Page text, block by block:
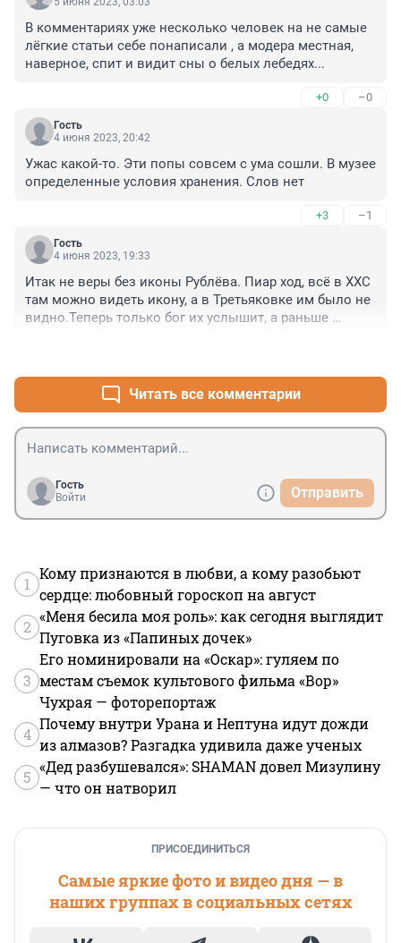
В комментариях уже несколько человек на не самые
лëгкие статьи себе понаписали , а модера местная,
наверное, спит и видит сны о белых лебедях...
+0 –0
Гость
4 июня 2023, 20:42
Ужас какой-то. Эти попы совсем с ума сошли. В музее
определенные условия хранения. Слов нет
+3 –1
Гость
4 июня 2023, 19:33
Итак не веры без иконы Рублёва. Пиар ход, всё в ХХС
там можно видеть икону, а в Третьяковке им было не
видно.Теперь только бог их услышит, а раньше
Читать все комментарии
Гость
Войти
Отправить
1
Кому признаются в любви, а кому разобьют
сердце: любовный гороскоп на август
2
«Меня бесила моя роль»: как сегодня выглядит
Пуговка из «Папиных дочек»
3
Его номинировали на «Оскар»: гуляем по
местам съемок культового фильма «Вор»
Чухрая — фоторепортаж
4
Почему внутри Урана и Нептуна идут дожди
из алмазов? Разгадка удивила даже ученых
5
«Дед разбушевался»: SHAMAN довел Мизулину
— что он натворил
ПРИСОЕДИНИТЬСЯ
Самые яркие фото и видео дня — в
наших группах в социальных сетях